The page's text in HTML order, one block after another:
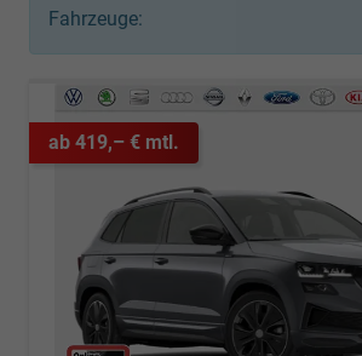
Fahrzeuge:
ab 419,– € mtl.